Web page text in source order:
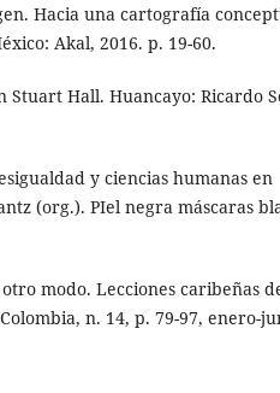
Hacia una cartografía
Akal, 2016. p. 19-60.
Stuart Hall. Huancayo: Ricardo
y ciencias humanas en
(org.). PIel negra máscaras
modo. Lecciones caribeñas
n. 14, p. 79-97, enero-